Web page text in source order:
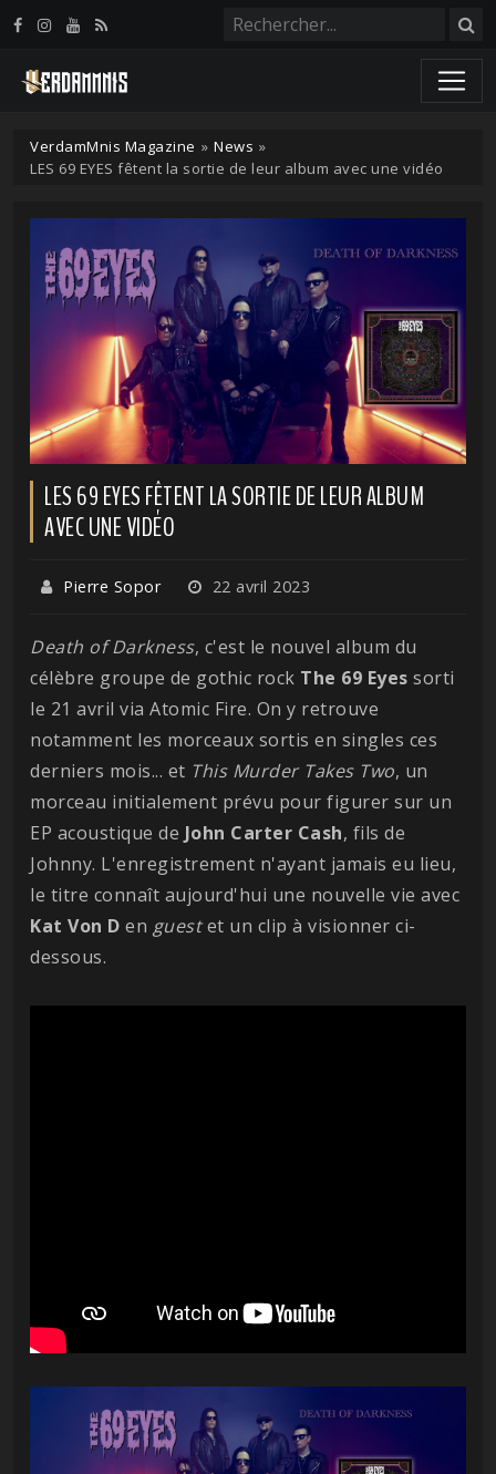
VerdamMnis Magazine » News »
LES 69 EYES fêtent la sortie de leur album avec une vidéo
LES 69 EYES FÊTENT LA SORTIE DE LEUR ALBUM
AVEC UNE VIDÉO
Pierre Sopor 22 avril 2023
Death of Darkness, c'est le nouvel album du
célèbre groupe de gothic rock The 69 Eyes sorti
le 21 avril via Atomic Fire. On y retrouve
notamment les morceaux sortis en singles ces
derniers mois... et This Murder Takes Two, un
morceau initialement prévu pour figurer sur un
EP acoustique de John Carter Cash, fils de
Johnny. L'enregistrement n'ayant jamais eu lieu,
le titre connaît aujourd'hui une nouvelle vie avec
Kat Von D en guestet un clip à visionner ci-
dessous.
Panneau de gestion des cookies